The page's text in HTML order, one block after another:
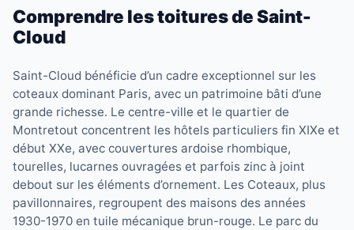
Comprendre les toitures de Saint-
Cloud
Saint-Cloud bénéficie d’un cadre exceptionnel sur les
coteaux dominant Paris, avec un patrimoine bâti d’une
grande richesse. Le centre-ville et le quartier de
Montretout concentrent les hôtels particuliers fin XIXe et
début XXe, avec couvertures ardoise rhombique,
tourelles, lucarnes ouvragées et parfois zinc à joint
debout sur les éléments d’ornement. Les Coteaux, plus
pavillonnaires, regroupent des maisons des années
1930-1970 en tuile mécanique brun-rouge. Le parc du